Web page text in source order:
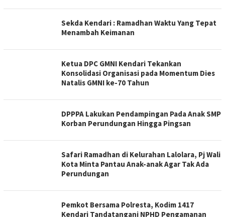
Sekda Kendari : Ramadhan Waktu Yang Tepat
Menambah Keimanan
Ketua DPC GMNI Kendari Tekankan
Konsolidasi Organisasi pada Momentum Dies
Natalis GMNI ke-70 Tahun
DPPPA Lakukan Pendampingan Pada Anak SMP
Korban Perundungan Hingga Pingsan
Safari Ramadhan di Kelurahan Lalolara, Pj Wali
Kota Minta Pantau Anak-anak Agar Tak Ada
Perundungan
Pemkot Bersama Polresta, Kodim 1417
Kendari Tandatangani NPHD Pengamanan